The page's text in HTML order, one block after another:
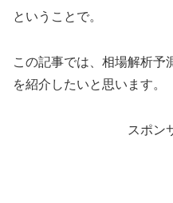
ということで。
この記事では、相場解析予
を紹介したいと思います。
スポン